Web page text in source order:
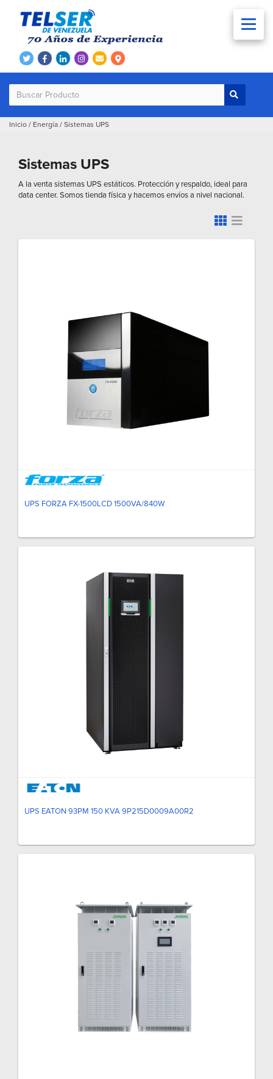
Inicio / Energía / Sistemas UPS
Sistemas UPS
A la venta sistemas UPS estáticos. Protección y respaldo, ideal para
data center. Somos tienda física y hacemos envíos a nivel nacional.
UPS FORZA FX-1500LCD 1500VA/840W
UPS EATON 93PM 150 KVA 9P215D0009A00R2